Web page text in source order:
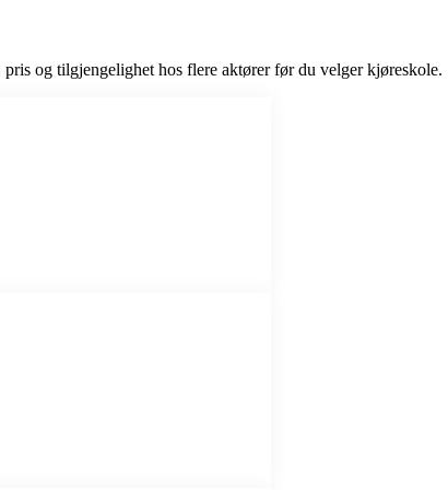
og tilgjengelighet hos flere aktører før du velger kjøreskole.